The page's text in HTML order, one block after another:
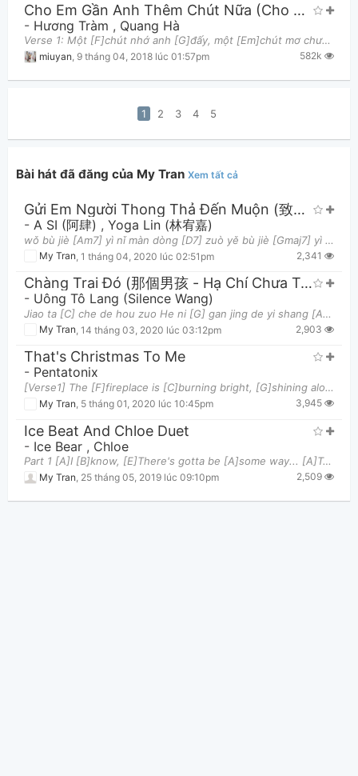
Cho Em Gần Anh Thêm Chút Nữa (Cho Anh Gần Em Thêm Chút Nữa)
- Hương Tràm , Quang Hà
Verse 1: Một [F]chút nhớ anh [G]đấy, một [Em]chút mơ chưa [Am]đầy Một [Dm]chút thương anh mà [G]xa
miuyan 9 tháng 04, 2018 lúc 01:57pm 582k
1 2 3 4 5
Bài hát đã đăng của My Tran Xem tất cả
Gửi Em Người Thong Thả Đến Muộn (致姗姗来迟的你)
- A SI (阿肆) , Yoga Lin (林宥嘉)
wǒ bù jiè [Am7] yì nǐ màn dòng [D7] zuò yě bù jiè [Gmaj7] yì zhè cì xiān [E7] cā jiān ér guò [Am
My Tran 1 tháng 04, 2020 lúc 02:51pm 2,341
Chàng Trai Đó (那個男孩 - Hạ Chí Chưa Tới OST - 夏至未至)
- Uông Tô Lang (Silence Wang)
Jiao ta [C] che de hou zuo He ni [G] gan jing de yi shang [Am] [G] Na xie [C] shi guang man chan
My Tran 14 tháng 03, 2020 lúc 03:12pm 2,903
That's Christmas To Me
- Pentatonix
[Verse1] The [F]fireplace is [C]burning bright, [G]shining along [Am]me I [F]see the presents [C]u
My Tran 5 tháng 01, 2020 lúc 10:45pm 3,945
Ice Beat And Chloe Duet
- Ice Bear , Chloe
Part 1 [A]I [B]know, [E]There's gotta be [A]some way... [A]To feel happy [B]again, My [E]frien
My Tran 25 tháng 05, 2019 lúc 09:10pm 2,509